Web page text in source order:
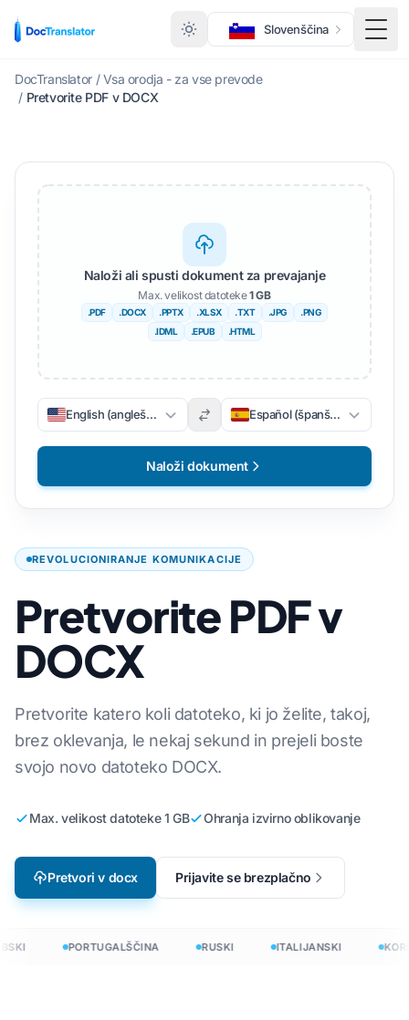
Slovenščina
DocTranslator / Vsa orodja - za vse prevode
/ Pretvorite PDF v DOCX
REVOLUCIONIRANJE KOMUNIKACIJE
Pretvorite PDF v
DOCX
Pretvorite katero koli datoteko, ki jo želite, takoj,
brez oklevanja, le nekaj sekund in prejeli boste
svojo novo datoteko DOCX.
Max. velikost datoteke 1 GB Ohranja izvirno oblikovanje
Pretvori v docx Prijavite se brezplačno
Naloži ali spusti dokument za prevajanje
Max. velikost datoteke1 GB
.PDF .DOCX .PPTX .XLSX .TXT .JPG
.PNG
.IDML
.EPUB .HTML
English (angleščina) Español (španščina)
Naloži dokument
PORTUGALŠČINA RUSKI ITALIJANSKI